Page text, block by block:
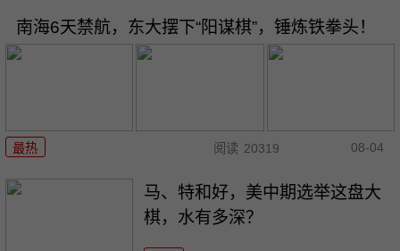
南海6天禁航，东大摆下“阳谋棋”，锤炼铁拳头！
最热 阅读 20319 08-04
马、特和好，美中期选举这盘大
棋，水有多深？